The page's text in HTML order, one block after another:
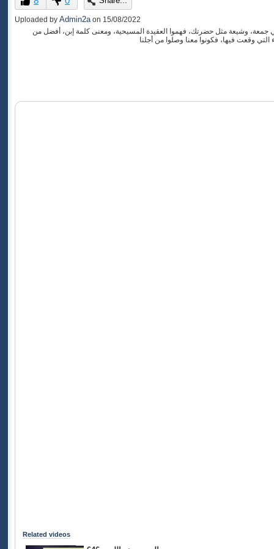
of
0
seconds
Uploaded by Admin2a on 15/08/2022
جمعة، وشيعة مثل حضرتك، فهموا العقيدة المسيحية، ومعنى كلمة إبن، أفضل من
وقعت فيها، فكونوا معنا وصلوا من أجلنا
Related videos